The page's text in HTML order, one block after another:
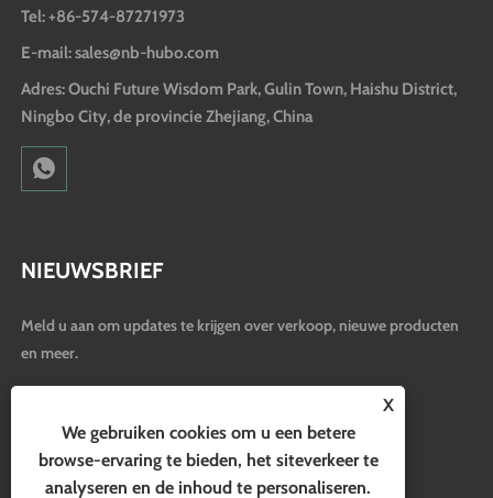
Tel: +86-574-87271973
E-mail: sales@nb-hubo.com
Adres: Ouchi Future Wisdom Park, Gulin Town, Haishu District,
Ningbo City, de provincie Zhejiang, China
NIEUWSBRIEF
Meld u aan om updates te krijgen over verkoop, nieuwe producten
en meer.
X
We gebruiken cookies om u een betere
browse-ervaring te bieden, het siteverkeer te
analyseren en de inhoud te personaliseren.